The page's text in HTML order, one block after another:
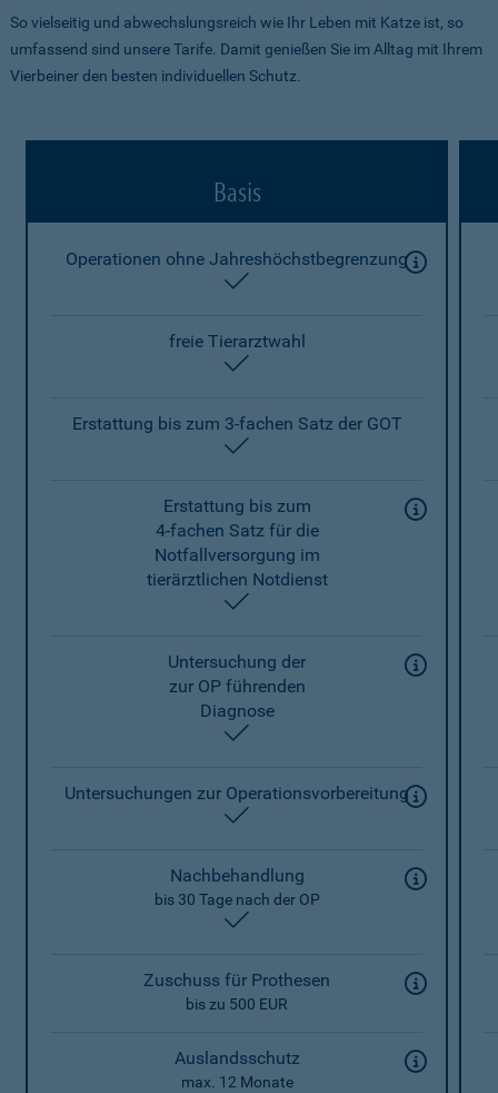
So vielseitig und abwechslungsreich wie Ihr Leben mit Katze ist, so
umfassend sind unsere Tarife. Damit genießen Sie im Alltag mit Ihrem
Vierbeiner den besten individuellen Schutz.
Basis
Operationen ohne Jahreshöchstbegrenzung
freie Tierarztwahl
Erstattung bis zum 3-fachen Satz der GOT
Erstattung bis zum
4-fachen Satz für die
Notfallversorgung im
tierärztlichen Notdienst
Untersuchung der
zur OP führenden
Diagnose
Untersuchungen zur Operationsvorbereitung
Nachbehandlung
bis 30 Tage nach der OP
Zuschuss für Prothesen
bis zu 500 EUR
Auslandsschutz
max. 12 Monate